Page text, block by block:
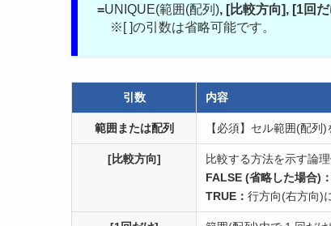
=UNIQUE(範囲(配列), [比較方向], [1回
※[ ]の引数は省略可能です。
引数 内容
範囲または配列 【必須】 セル範囲(配列)
[比較方向]
比較する方法を示す論
FALSE (省略した場合)：
TRUE： 行方向(右方向)